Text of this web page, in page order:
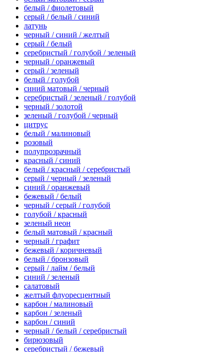
белый / фиолетовый
серый / белый / синий
латунь
черный / синий / желтый
серый / белый
серебристый / голубой / зеленый
черный / оранжевый
серый / зеленый
белый / голубой
синий матовый / черный
серебристый / зеленый / голубой
черный / золотой
зеленый / голубой / черный
цитрус
белый / малиновый
розовый
полупрозрачный
красный / синий
белый / красный / серебристый
серый / черный / зеленый
синий / оранжевый
бежевый / белый
черный / серый / голубой
голубой / красный
зеленый неон
белый матовый / красный
черный / графит
бежевый / коричневый
белый / бронзовый
серый / лайм / белый
синий / зеленый
салатовый
желтый флуоресцентный
карбон / малиновый
карбон / зеленый
карбон / синий
черный / белый / серебристый
бирюзовый
серебристый / бежевый